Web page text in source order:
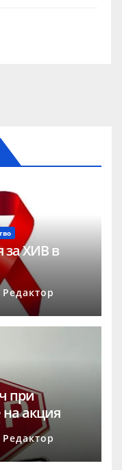
за ХИВ в
при
акция